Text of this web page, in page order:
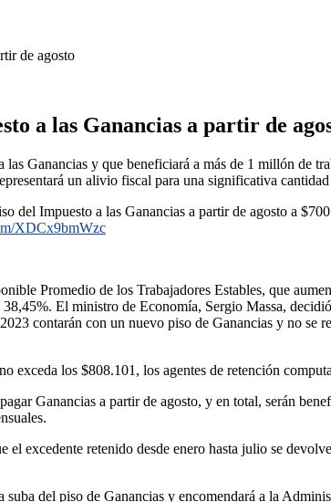
de agosto
a las Ganancias a partir de
Ganancias y que beneficiará a más de 1 millón de
un alivio fiscal para una significativa
del Impuesto a las Ganancias a partir de agosto a
XDCx9bmWzc
Promedio de los Trabajadores Estables, que
El ministro de Economía, Sergio Massa,
contarán con un nuevo piso de Ganancias y no
exceda los $808.101, los agentes de retención
Ganancias a partir de agosto, y en total, serán
excedente retenido desde enero hasta julio se
del piso de Ganancias y encomendará a la